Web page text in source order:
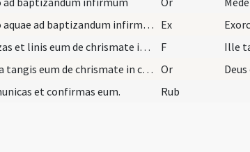
Oratio aquae ad baptizandum infirmum. Postquam eu… Ex
Baptizas et linis eum de chrismate in cerebro et… F
Postea tangis eum de chrismate in caput et dicis… Or
et confirmas eum. Rub